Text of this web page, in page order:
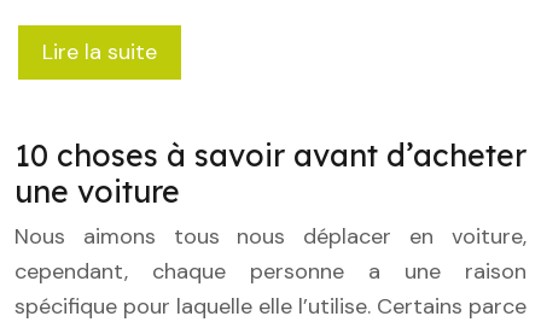
Lire la suite
10 choses à savoir avant d’acheter
une voiture
Nous aimons tous nous déplacer en voiture,
cependant, chaque personne a une raison
spécifique pour laquelle elle l’utilise. Certains parce